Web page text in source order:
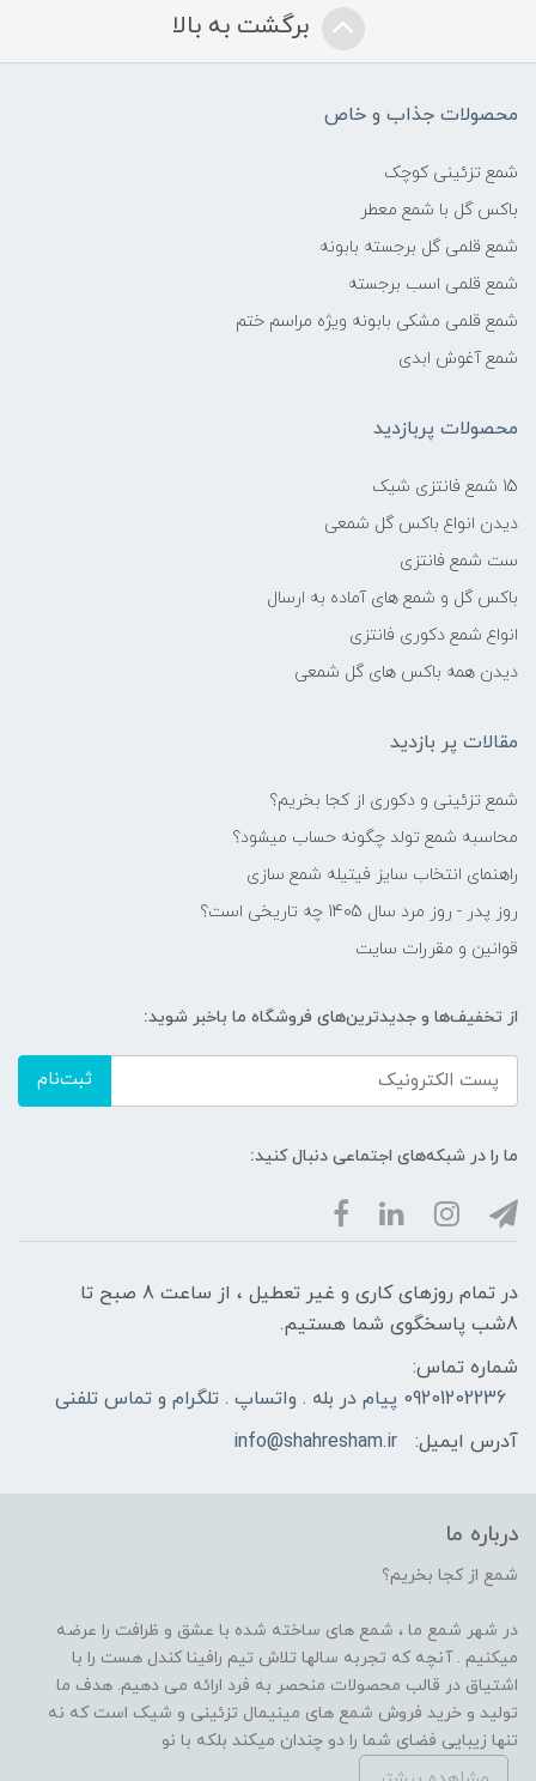
برگشت به بالا
محصولات جذاب و خاص
شمع تزئینی کوچک
باکس گل با شمع معطر
شمع قلمی گل برجسته بابونه
شمع قلمی اسب برجسته
شمع قلمی مشکی بابونه ویژه مراسم ختم
شمع آغوش ابدی
محصولات پربازدید
15 شمع فانتزی شیک
دیدن انواع باکس گل شمعی
ست شمع فانتزی
باکس گل و شمع های آماده به ارسال
انواع شمع دکوری فانتزی
دیدن همه باکس های گل شمعی
مقالات پر بازدید
شمع تزئینی و دکوری از کجا بخریم؟
محاسبه شمع تولد چگونه حساب میشود؟
راهنمای انتخاب سایز فیتیله شمع سازی
روز پدر - روز مرد سال 1405 چه تاریخی است؟
قوانین و مقررات سایت
از تخفیف‌ها و جدیدترین‌های فروشگاه ما باخبر شوید:
ثبت‌نام
ما را در شبکه‌های اجتماعی دنبال کنید:
در تمام روزهای کاری و غیر تعطیل ، از ساعت 8 صبح تا
8شب پاسخگوی شما هستیم.
شماره تماس:
09201202236 پیام در بله . واتساپ . تلگرام و تماس تلفنی
آدرس ایمیل:
info@shahresham.ir
درباره ما
شمع از کجا بخریم؟
در شهر شمع ما ، شمع های ساخته شده با عشق و ظرافت را عرضه
میکنیم . آنچه که تجربه سالها تلاش تیم رافینا کندل هست را با
اشتیاق در قالب محصولات منحصر به فرد ارائه می دهیم. هدف ما
تولید و خرید فروش شمع های مینیمال تزئینی و شیک است که نه
تنها زیبایی فضای شما را دو چندان میکند بلکه با نو